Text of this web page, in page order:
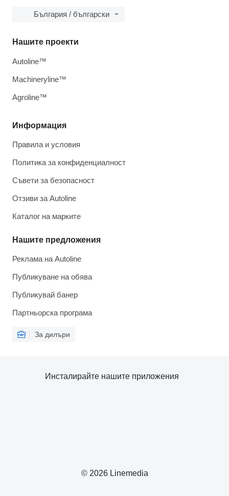
България / български
Информация
Правила и условия
Политика за конфиденциалност
Съвети за безопасност
Отзиви за Autoline
Каталог на марките
Нашите предложения
Реклама на Autoline
Публикуване на обява
Публикувай банер
Партньорска програма
За дилъри
Нашите проекти
Autoline™
Machineryline™
Agroline™
© 2026 Linemedia
Инсталирайте нашите приложения